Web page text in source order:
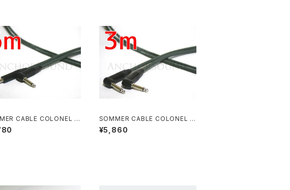
CABLE COLONEL I
NEUTRIKニッケル
S-L 6m
SOMMER CABLE COLONEL I
NCREDIBLE NEUTRIKニッケル
プラグ L-L 3m
¥5,860